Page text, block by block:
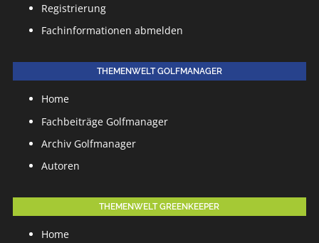
Registrierung
Fachinformationen abmelden
THEMENWELT GOLFMANAGER
Home
Fachbeiträge Golfmanager
Archiv Golfmanager
Autoren
THEMENWELT GREENKEEPER
Home